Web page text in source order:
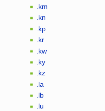
.km
.kn
.kp
.kr
.kw
.ky
.kz
.la
.lb
.lu